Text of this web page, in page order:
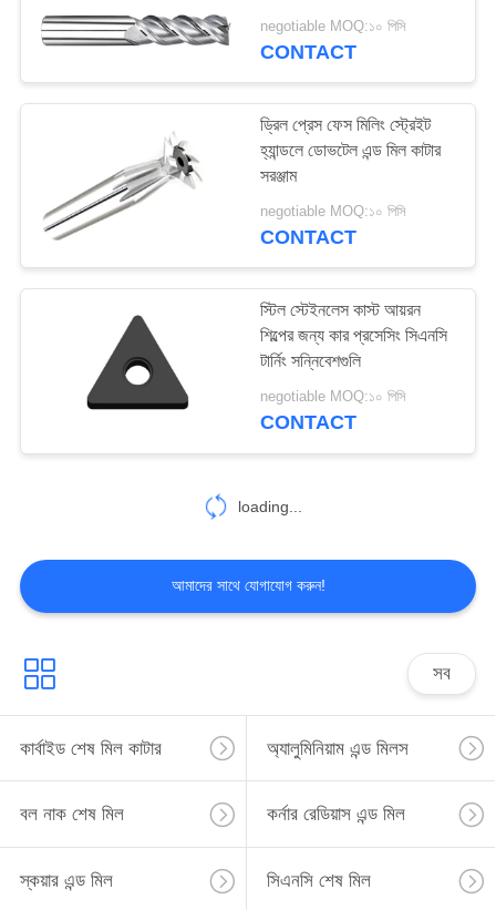
টুংস্টেন কার্বাইড ড্রিল বিট
এইচএসএস এন্ড মিল
রুফিং এন্ড মিল
14
মাইক্রো এন্ড মিলস
18
negotiable MOQ:১০ পিসি
CONTACT
ড্রিল প্রেস ফেস মিলিং স্ট্রেইট
হ্যান্ডলে ডোভটেল এন্ড মিল কাটার
সরঞ্জাম
negotiable MOQ:১০ পিসি
CONTACT
স্টিল স্টেইনলেস কাস্ট আয়রন
শিল্পের জন্য কার প্রসেসিং সিএনসি
টার্নিং সন্নিবেশগুলি
negotiable MOQ:১০ পিসি
CONTACT
loading...
আমাদের সাথে যোগাযোগ করুন!
সব
কার্বাইড শেষ মিল কাটার অ্যালুমিনিয়াম এন্ড মিলস
বল নাক শেষ মিল কর্নার রেডিয়াস এন্ড মিল
স্কয়ার এন্ড মিল সিএনসি শেষ মিল